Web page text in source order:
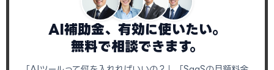
AI補助金、有効に使いたい。
無料で相談できます。